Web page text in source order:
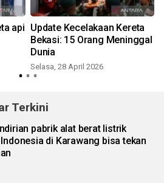
api Update Kecelakaan Kereta
Bekasi: 15 Orang Meninggal
Dunia
Selasa, 28 April 2026
Terkini
pabrik alat berat listrik
di Karawang bisa tekan